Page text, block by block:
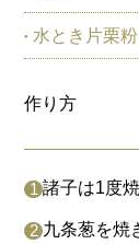
水とき片栗粉
作り方
諸子は1度
九条葱を焼